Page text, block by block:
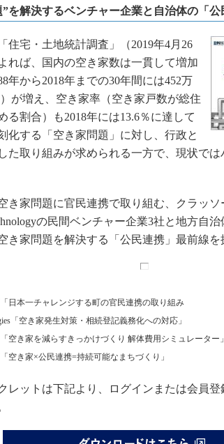
を解決するベンチャー企業と自治体の「
住宅・土地統計調査」（2019年4月26
れば、国内の空き家数は一貫して増加
年から2018年までの30年間には452万
）が増え、空き家率（空き家戸数が総住
る割合）も2018年には13.6％に達して
化する「空き家問題」に対し、行政と
た取り組みが求められる一方で、現状では
家問題に官民連携で取り組む、クラッソ
の民間ベンチャー企業3社と地方自
き家問題を解決する「公民連携」最前線を
日本一チャレンジする町の官民連携の取り組み
「空き家発生対策・相続登記義務化への対応」
空き家を減らすきっかけづくり 解体費用シミュレーター」
空き家×公民連携=持続可能なまちづくり」
レットは下記より、ログインまたは会員登